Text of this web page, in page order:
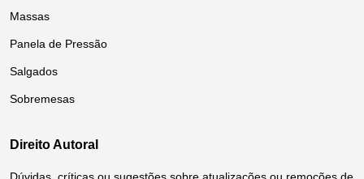
Massas
Panela de Pressão
Salgados
Sobremesas
Direito Autoral